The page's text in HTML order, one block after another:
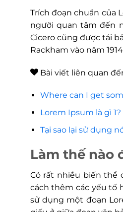
Trích đoạn chuẩn của
người quan tâm đến
Cicero cũng được tái
Rackham vào năm
Bài viết liên quan
Where can I get
Lorem Ipsum là gì 1?
Tại sao lại sử dụng
Làm thế nào
Có rất nhiều biến thể
cách thêm các yếu tố
sử dụng một đoạn